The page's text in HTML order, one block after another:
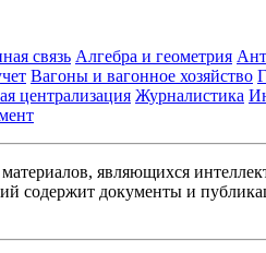
связь Алгебра и геометрия
Вагоны и вагонное хозяйство
централизация Журналистика
являющихся
содержит документы и